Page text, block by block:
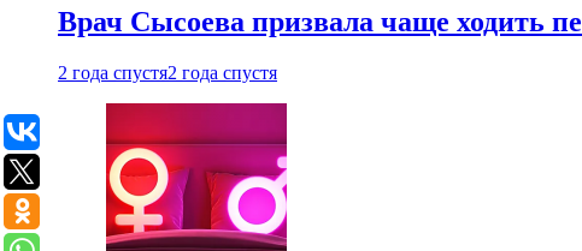
Врач Сысоева призвала чаще ходить
2 года спустя2 года спустя